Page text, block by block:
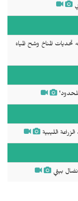
تحديات المناخ وشح المياه
للحدود'
الليبية
بيئي